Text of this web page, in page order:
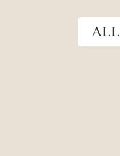
ALL